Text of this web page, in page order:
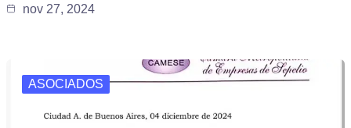
nov 27, 2024
ASOCIADOS